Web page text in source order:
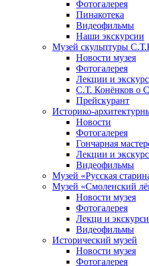
Фотогалерея
Пинакотека
Видеофильмы
Наши экскурсии
Музей скульптуры
Новости музея
Фотогалерея
Лекции и
С.Т. Конёнков о
Прейскурант
Историко-
Новости
Фотогалерея
Гончарная
Лекции и
Видеофильмы
Музей «Русская
Музей «Смоленский
Новости музея
Фотогалерея
Лекци и
Видеофильмы
Исторический музей
Новости музея
Фотогалерея